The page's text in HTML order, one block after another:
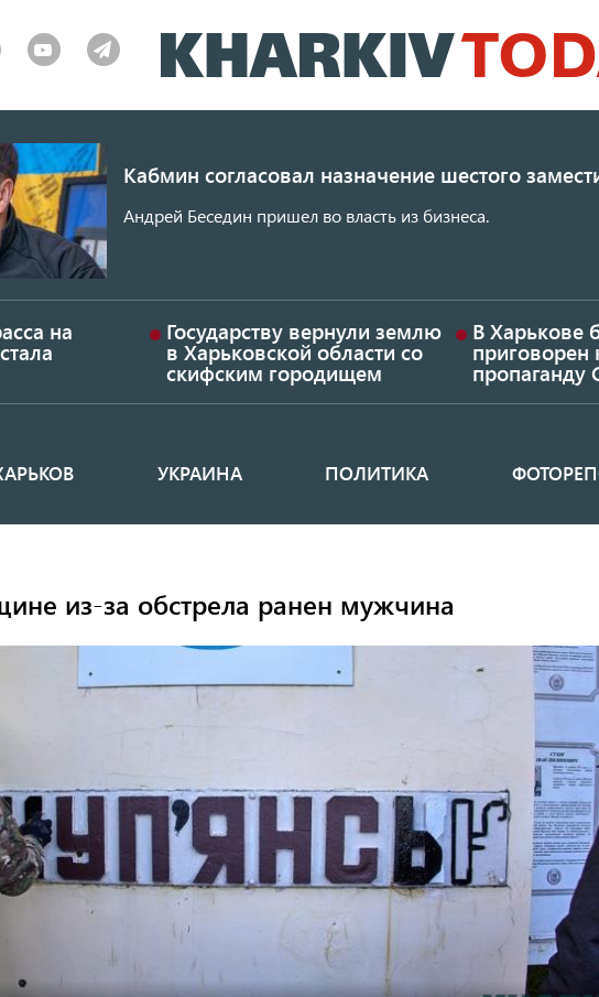
к
основному
Кабмин согласовал назначение шестого
Андрей Беседин пришел во власть из бизнеса.
на Государству вернули землю
в Харьковской области со
скифским городищем
В Харькове
приговорен
пропаганду
УКРАИНА ПОЛИТИКА
из-за обстрела ранен мужчина